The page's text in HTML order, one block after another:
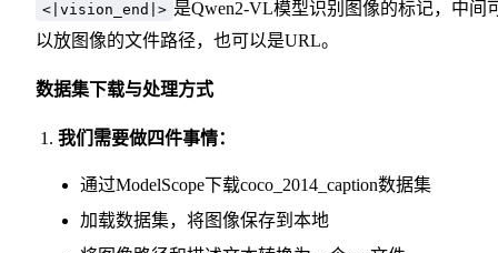
<|vision_end|> 是Qwen2-VL模型识别图像的标记，中间
以放图像的文件路径，也可以是URL。
数据集下载与处理方式
我们需要做四件事情：
通过ModelScope下载coco_2014_caption数据集
加载数据集，将图像保存到本地